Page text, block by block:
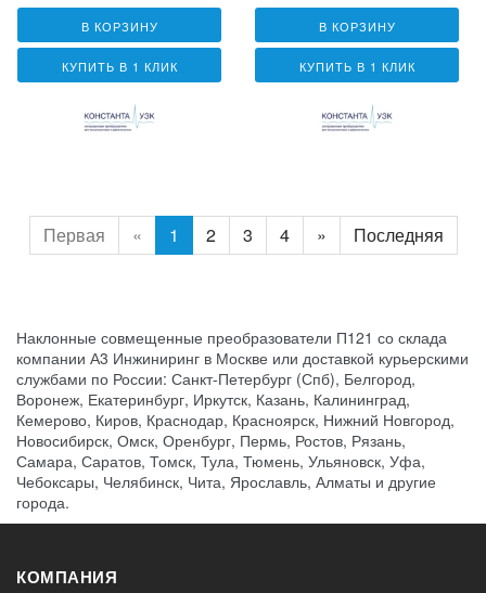
В КОРЗИНУ
КУПИТЬ В 1 КЛИК
В КОРЗИНУ
КУПИТЬ В 1 КЛИК
Первая « 1 2 3 4 » Последняя
Наклонные совмещенные преобразователи П121 со склада
компании А3 Инжиниринг в Москве или доставкой курьерскими
службами по России: Санкт-Петербург (Спб), Белгород,
Воронеж, Екатеринбург, Иркутск, Казань, Калининград,
Кемерово, Киров, Краснодар, Красноярск, Нижний Новгород,
Новосибирск, Омск, Оренбург, Пермь, Ростов, Рязань,
Самара, Саратов, Томск, Тула, Тюмень, Ульяновск, Уфа,
Чебоксары, Челябинск, Чита, Ярославль, Алматы и другие
города.
КОМПАНИЯ